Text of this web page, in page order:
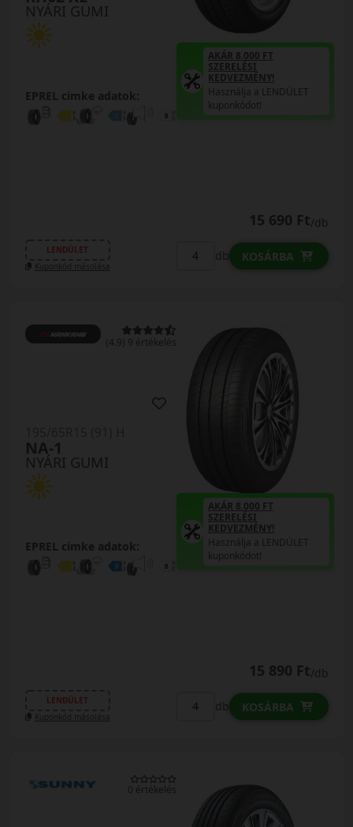
NYÁRI GUMI
EPREL cimke adatok:
AKÁR 8.000 FT
SZERELÉSI
KEDVEZMÉNY!
Használja a LENDÜLET
kuponkódot!
15 690 Ft/db
LENDÜLET
Kuponkód másolása
db KOSÁRBA
(4.9) 9 értékelés
NYÁRI GUMI
NA-1
EPREL cimke adatok:
AKÁR 8.000 FT
SZERELÉSI
KEDVEZMÉNY!
Használja a LENDÜLET
kuponkódot!
15 890 Ft/db
LENDÜLET
Kuponkód másolása
db KOSÁRBA
0 értékelés